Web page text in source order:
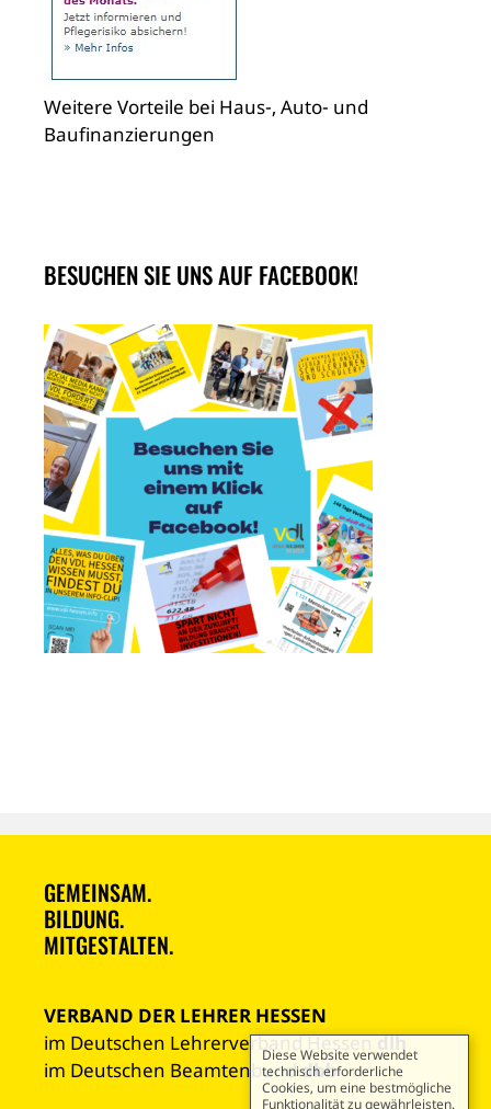
Weitere Vorteile bei Haus-, Auto- und
Baufinanzierungen
BESUCHEN SIE UNS AUF FACEBOOK!
GEMEINSAM.
BILDUNG.
MITGESTALTEN.
VERBAND DER LEHRER HESSEN
im Deutschen Lehrerverband Hessendlh
im Deutschen Beamtenbunddbb
Diese Website verwendet
technisch erforderliche
Cookies, um eine bestmögliche
Funktionalität zu gewährleisten.